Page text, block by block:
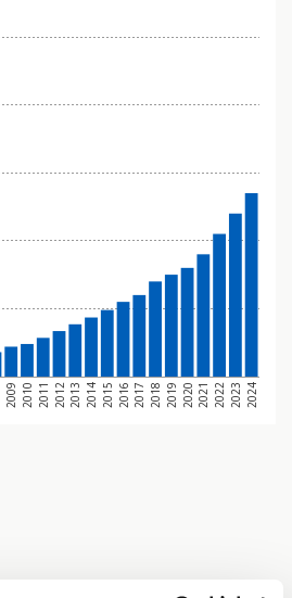
2009 2010 2011 2012 2013 2014 2015 2016 2017 2018 2019 2020 2021 2022 2023 2024